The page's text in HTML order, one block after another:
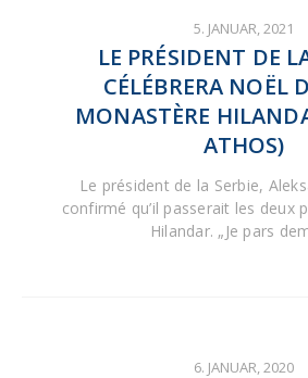
5. JANUAR, 2021
LE PRÉSIDENT DE
CÉLÉBRERA NOËL
MONASTÈRE
ATHOS)
Le président de la Serbie,
confirmé qu’il passerait les deux
Hilandar. „Je pars
6. JANUAR, 2020